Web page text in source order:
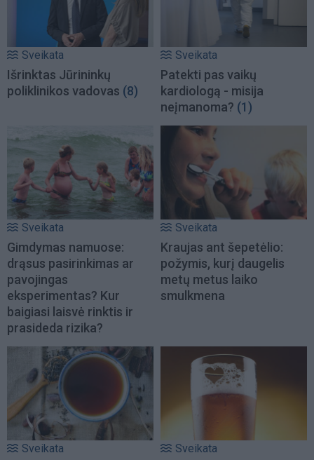
Sveikata
Išrinktas Jūrininkų
poliklinikos vadovas (8)
Sveikata
Patekti pas vaikų
kardiologą - misija
neįmanoma? (1)
Sveikata
Gimdymas namuose:
drąsus pasirinkimas ar
pavojingas
eksperimentas? Kur
baigiasi laisvė rinktis ir
prasideda rizika?
Sveikata
Kraujas ant šepetėlio:
požymis, kurį daugelis
metų metus laiko
smulkmena
Sveikata Sveikata